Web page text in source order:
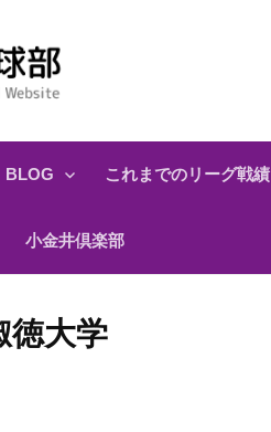
BLOG これまでのリーグ戦績
小金井倶楽部
徳大学